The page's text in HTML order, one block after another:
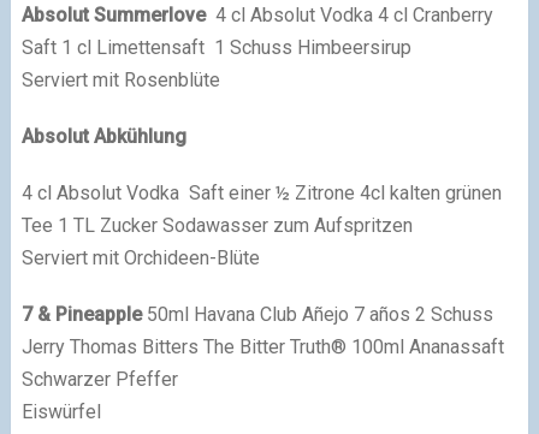
Absolut Summerlove 4 cl Absolut Vodka 4 cl Cranberry
Saft 1 cl Limettensaft 1 Schuss Himbeersirup
Serviert mit Rosenblüte
Absolut Abkühlung
4 cl Absolut Vodka Saft einer ½ Zitrone 4cl kalten grünen
Tee 1 TL Zucker Sodawasser zum Aufspritzen
Serviert mit Orchideen-Blüte
7 & Pineapple50ml Havana Club Añejo 7 años 2 Schuss
Jerry Thomas Bitters The Bitter Truth® 100ml Ananassaft
Schwarzer Pfeffer
Eiswürfel